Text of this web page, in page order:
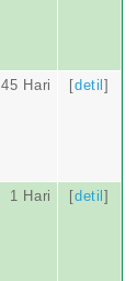
45 Hari [detil]
1 Hari [detil]